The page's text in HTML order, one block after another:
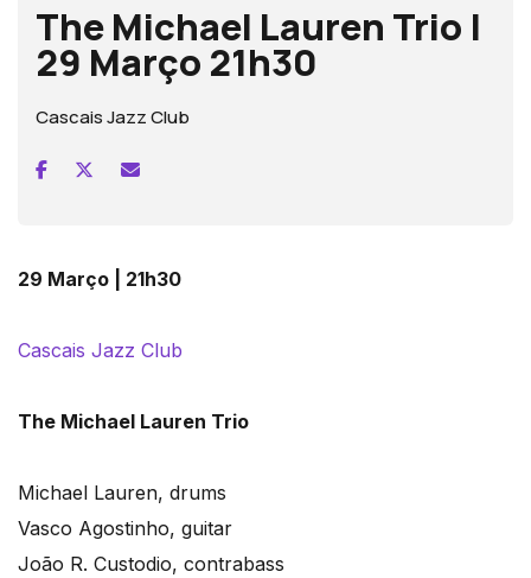
The Michael Lauren Trio |
29 Março 21h30
Cascais Jazz Club
29 Março | 21h30
Cascais Jazz Club
The Michael Lauren Trio
Michael Lauren, drums
Vasco Agostinho, guitar
João R. Custodio, contrabass